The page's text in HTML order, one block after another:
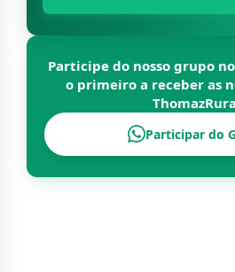
Participe do nosso grupo
o primeiro a receber as
Participar do